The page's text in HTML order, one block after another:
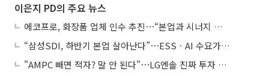
이은지 PD의 주요 뉴스
에코프로, 화장품 업체 인수 추진⋯“본업과 시너지 부족”
“삼성SDI, 하반기 본업 살아난다”⋯ESSㆍAI 수요가 견인
"AMPC 빼면 적자? 말 안 된다"⋯LG엔솔 진짜 투자 포인트는